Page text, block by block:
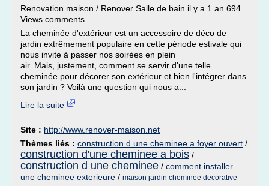
Renovation maison / Renover Salle de bain il y a 1 an 694
Views comments
La cheminée d'extérieur est un accessoire de déco de
jardin extrêmement populaire en cette période estivale qui
nous invite à passer nos soirées en plein
air. Mais, justement, comment se servir d'une telle
cheminée pour décorer son extérieur et bien l'intégrer dans
son jardin ? Voilà une question qui nous a...
Lire la suite
Site : http://www.renover-maison.net
Thèmes liés : construction d une cheminee a foyer ouvert /
construction d'une cheminee a bois /
construction d une cheminee / comment installer
une cheminee exterieure / maison jardin cheminee decorative